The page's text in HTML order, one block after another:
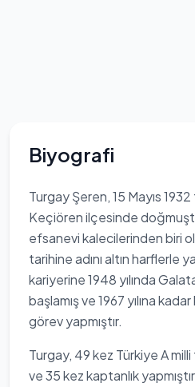
Biyografi
Turgay Şeren, 15 Mayıs
Keçiören ilçesinde
efsanevi kalecilerinden biri
tarihine adını altın harflerle
kariyerine 1948 yılında
başlamış ve 1967 yılına
görev yapmıştır.
Turgay, 49 kez Türkiye A milli
ve 35 kez kaptanlık